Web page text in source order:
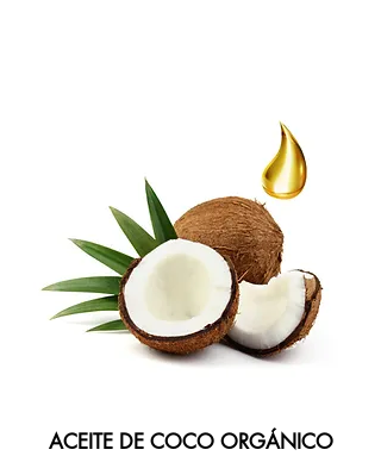
ACEITE DE COCO ORGÁNICO